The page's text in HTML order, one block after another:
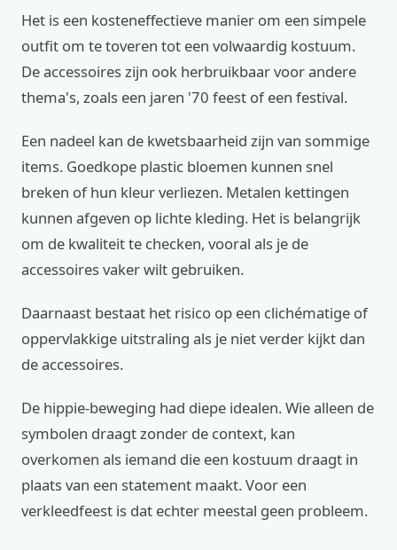
Het is een kosteneffectieve manier om een simpele
outfit om te toveren tot een volwaardig kostuum.
De accessoires zijn ook herbruikbaar voor andere
thema's, zoals een jaren '70 feest of een festival.
Een nadeel kan de kwetsbaarheid zijn van sommige
items. Goedkope plastic bloemen kunnen snel
breken of hun kleur verliezen. Metalen kettingen
kunnen afgeven op lichte kleding. Het is belangrijk
om de kwaliteit te checken, vooral als je de
accessoires vaker wilt gebruiken.
Daarnaast bestaat het risico op een clichématige of
oppervlakkige uitstraling als je niet verder kijkt dan
de accessoires.
De hippie-beweging had diepe idealen. Wie alleen de
symbolen draagt zonder de context, kan
overkomen als iemand die een kostuum draagt in
plaats van een statement maakt. Voor een
verkleedfeest is dat echter meestal geen probleem.